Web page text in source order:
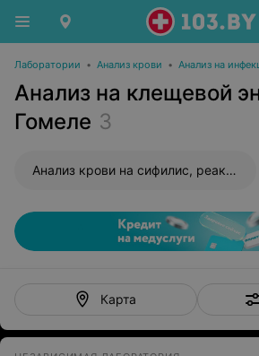
Лаборатории • Анализ крови • Анализ на
Анализ на клещевой
Гомеле 3
Анализ крови на сифилис, реакция Вассермана (RW)
Карта